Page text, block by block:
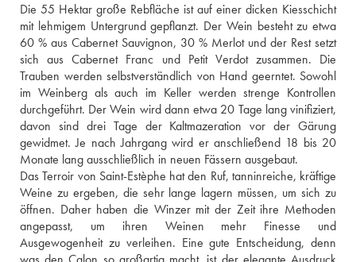
Die 55 Hektar große Rebfläche ist auf einer dicken Kiesschicht
mit lehmigem Untergrund gepflanzt. Der Wein besteht zu etwa
60 % aus Cabernet Sauvignon, 30 % Merlot und der Rest setzt
sich aus Cabernet Franc und Petit Verdot zusammen. Die
Trauben werden selbstverständlich von Hand geerntet. Sowohl
im Weinberg als auch im Keller werden strenge Kontrollen
durchgeführt. Der Wein wird dann etwa 20 Tage lang vinifiziert,
davon sind drei Tage der Kaltmazeration vor der Gärung
gewidmet. Je nach Jahrgang wird er anschließend 18 bis 20
Monate lang ausschließlich in neuen Fässern ausgebaut.
Das Terroir von Saint-Estèphe hat den Ruf, tanninreiche, kräftige
Weine zu ergeben, die sehr lange lagern müssen, um sich zu
öffnen. Daher haben die Winzer mit der Zeit ihre Methoden
angepasst, um ihren Weinen mehr Finesse und
Ausgewogenheit zu verleihen. Eine gute Entscheidung, denn